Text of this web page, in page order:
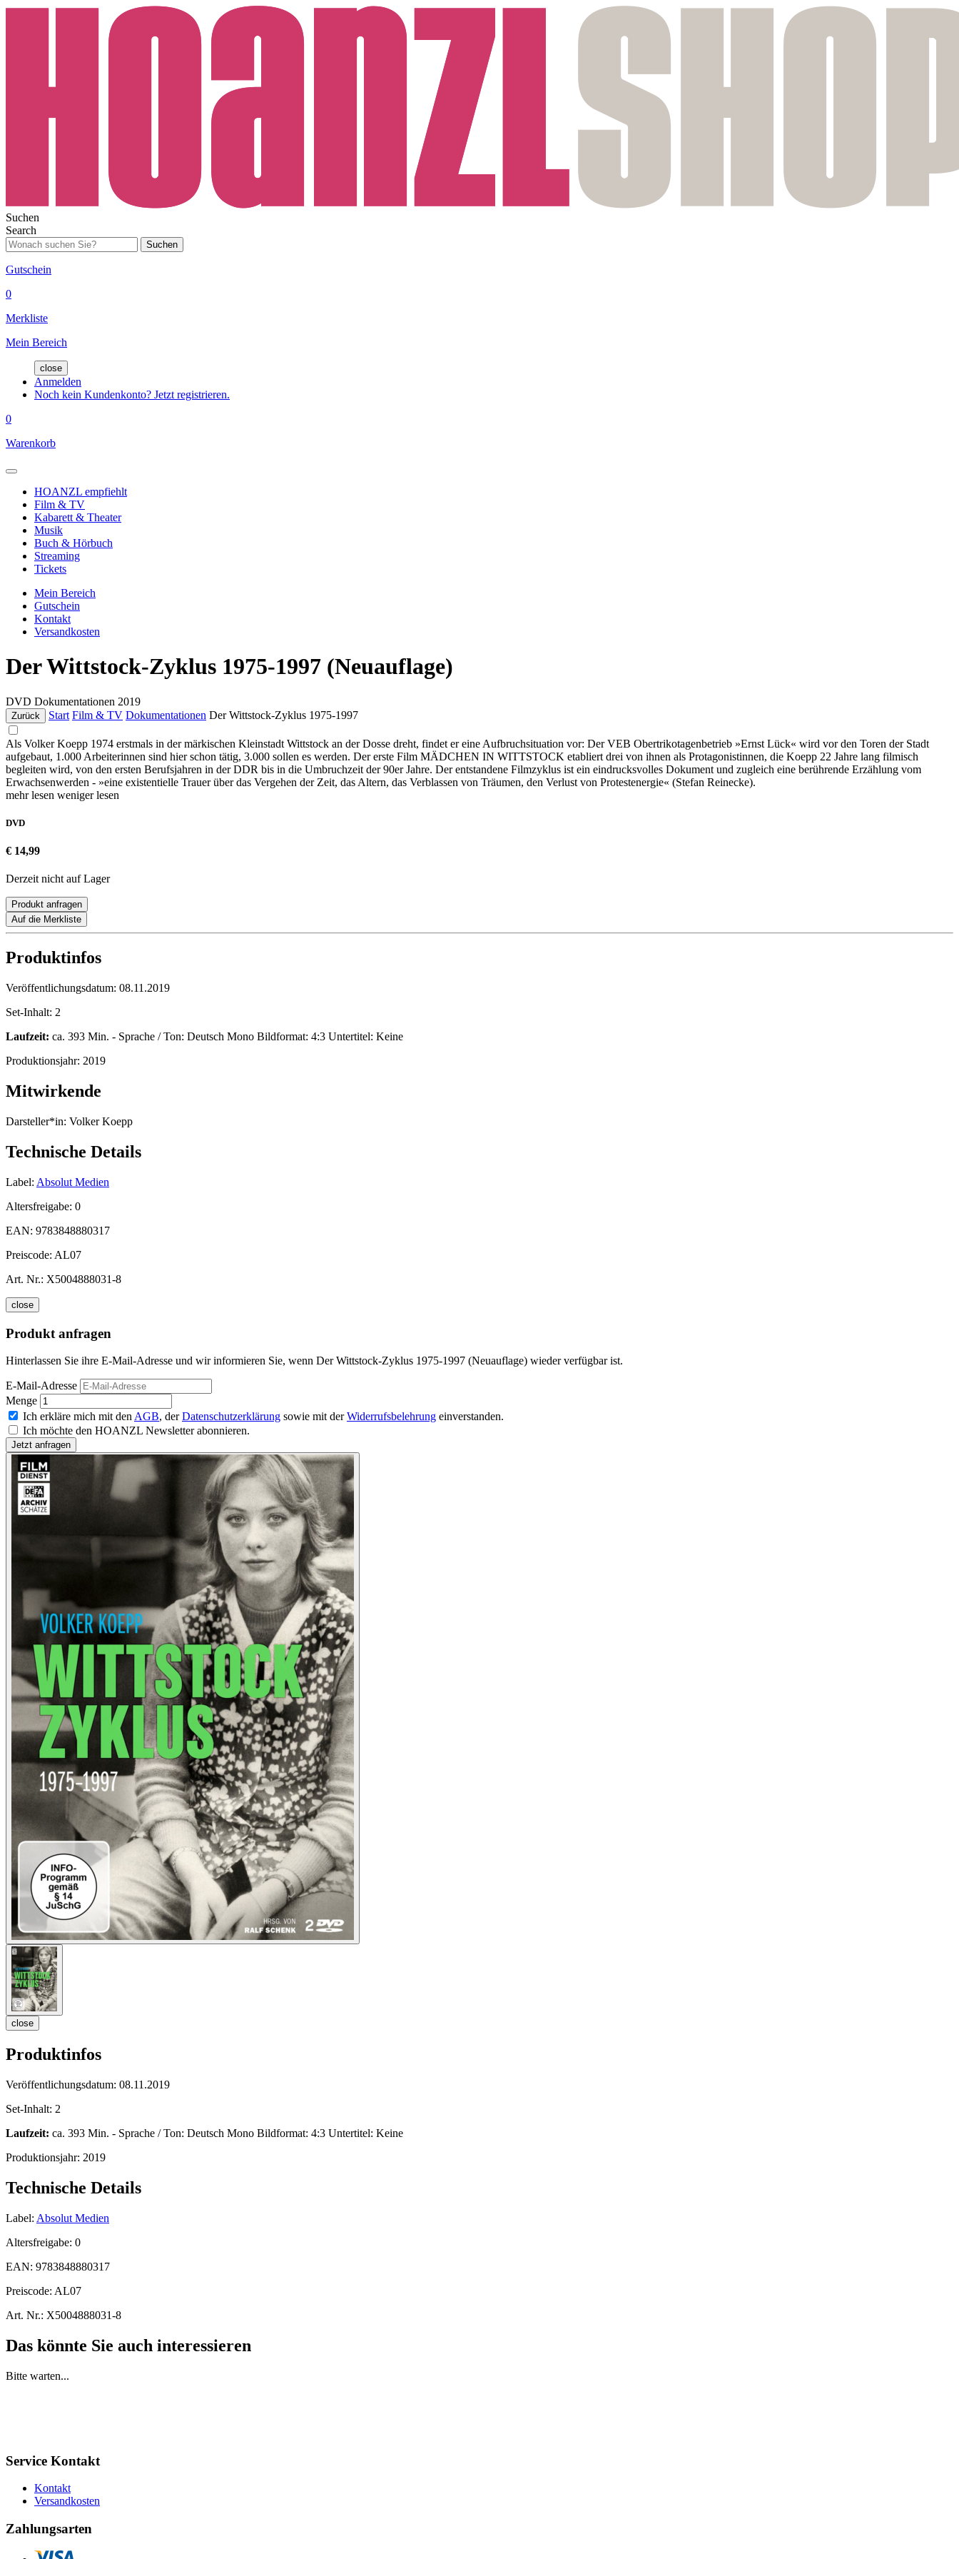
Suchen
Search
Suchen
Gutschein
0
Merkliste
Mein Bereich
close
Anmelden
Noch kein Kundenkonto? Jetzt registrieren.
0
Warenkorb
HOANZL empfiehlt
Film & TV
Kabarett & Theater
Musik
Buch & Hörbuch
Streaming
Tickets
Mein Bereich
Gutschein
Kontakt
Versandkosten
Der Wittstock-Zyklus 1975-1997 (Neuauflage)
DVD Dokumentationen 2019
Zurück Start Film & TV Dokumentationen Der Wittstock-Zyklus 1975-1997
Als Volker Koepp 1974 erstmals in der märkischen Kleinstadt Wittstock an der Dosse dreht, findet er eine Aufbruchsituation vor: Der VEB Obertrikotagenbetrieb »Ernst Lück« wird vor den Toren der Stadt
aufgebaut, 1.000 Arbeiterinnen sind hier schon tätig, 3.000 sollen es werden. Der erste Film MÄDCHEN IN WITTSTOCK etabliert drei von ihnen als Protagonistinnen, die Koepp 22 Jahre lang filmisch
begleiten wird, von den ersten Berufsjahren in der DDR bis in die Umbruchzeit der 90er Jahre. Der entstandene Filmzyklus ist ein eindrucksvolles Dokument und zugleich eine berührende Erzählung vom
Erwachsenwerden - »eine existentielle Trauer über das Vergehen der Zeit, das Altern, das Verblassen von Träumen, den Verlust von Protestenergie« (Stefan Reinecke).
mehr lesen weniger lesen
DVD
€ 14,99
Derzeit nicht auf Lager
Produkt anfragen
Auf die Merkliste
Produktinfos
Veröffentlichungsdatum: 08.11.2019
Set-Inhalt: 2
Laufzeit: ca. 393 Min. - Sprache / Ton: Deutsch Mono Bildformat: 4:3 Untertitel: Keine
Produktionsjahr: 2019
Mitwirkende
Darsteller*in: Volker Koepp
Technische Details
Label: Absolut Medien
Altersfreigabe: 0
EAN: 9783848880317
Preiscode: AL07
Art. Nr.: X5004888031-8
close
Produkt anfragen
Hinterlassen Sie ihre E-Mail-Adresse und wir informieren Sie, wenn Der Wittstock-Zyklus 1975-1997 (Neuauflage) wieder verfügbar ist.
E-Mail-Adresse
Menge
Ich erkläre mich mit den AGB, derDatenschutzerklärung sowie mit derWiderrufsbelehrung einverstanden.
Ich möchte den HOANZL Newsletter abonnieren.
close
Produktinfos
Veröffentlichungsdatum: 08.11.2019
Set-Inhalt: 2
Laufzeit: ca. 393 Min. - Sprache / Ton: Deutsch Mono Bildformat: 4:3 Untertitel: Keine
Produktionsjahr: 2019
Technische Details
Label: Absolut Medien
Altersfreigabe: 0
EAN: 9783848880317
Preiscode: AL07
Art. Nr.: X5004888031-8
Das könnte Sie auch interessieren
Bitte warten...
Service Kontakt
Kontakt
Versandkosten
Zahlungsarten